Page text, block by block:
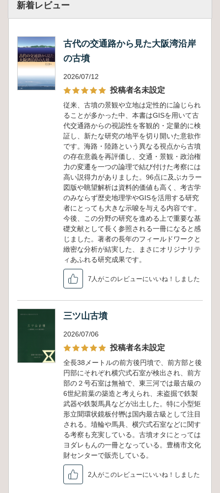
新着レビュー
古代の交通路から見た大阪湾沿岸
の古墳
2026/07/12
投稿者名未設定
従来、古墳の景観や立地は定性的に論じられ
ることが多かった中、本書はGISを用いて古
代交通路からの視認性を客観的・定量的に検
証し、新たな研究の地平を切り開いた意欲作
です。海路・陸路という異なる視点から古墳
の存在意義を再評価し、交通・景観・政治権
力の変遷を一つの論理で結び付けた考察には
高い説得力がありました。96点に及ぶカラー
図版や眺望解析は資料的価値も高く、考古学
のみならず歴史地理学やGISを活用する研究
者にとっても大きな示唆を与える内容です。
今後、この分野の研究を進める上で重要な基
礎文献として長く参照される一冊になると感
じました。著者の長年のフィールドワークと
緻密な分析が結実した、まさにオリジナリテ
ィあふれる研究成果です。
7人がこのレビューにいいね！しました
三ツ山古墳
2026/07/06
投稿者名未設定
全長38メートルの前方後円墳で、前方部と後
円部にそれぞれ横穴式石室が検出され、前方
部の２号石室は無袖で、東三河では最古級の
6世紀前葉の築造と考えられ、未盗掘で鉄製
武器や鉄製馬具などが出土した。特に小型矩
形立聞環状鏡板付轡は国内最古級として注目
される。埴輪や馬具、横穴式石室などに関す
る考察も充実している。古墳オタにとっては
ヨダレもんの一冊となっている。豊橋市文化
財センターで販売している。
2人がこのレビューにいいね！しました